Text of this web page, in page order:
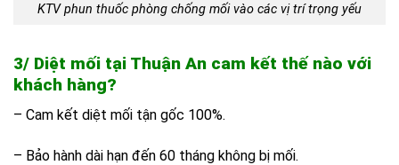
KTV phun thuốc phòng chống mối vào các vị trí trọng yếu
3/ Diệt mối tại Thuận An cam kết thế nào với
khách hàng?
– Cam kết diệt mối tận gốc 100%.
– Bảo hành dài hạn đến 60 tháng không bị mối.